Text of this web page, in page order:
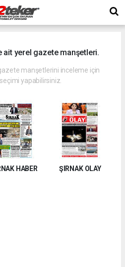
yerel gazete manşetleri.
manşetlerini inceleme için
yapabilirsiniz.
HABER ŞIRNAK OLAY